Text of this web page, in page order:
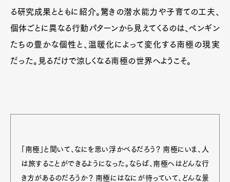
る研究成果とともに紹介。驚きの潜水能力や子育ての工夫、
個体ごとに異なる行動パターンから見えてくるのは、ペンギン
たちの豊かな個性と、温暖化によって変化する南極の現実
だった。見るだけで涼しくなる南極の世界へようこそ。
「南極」と聞いて、なにを思い浮かべるだろう？ 南極にいま、人
は旅することができるようになった。ならば、南極へはどんな行
き方があるのだろうか？ 南極にはなにが待っていて、どんな景